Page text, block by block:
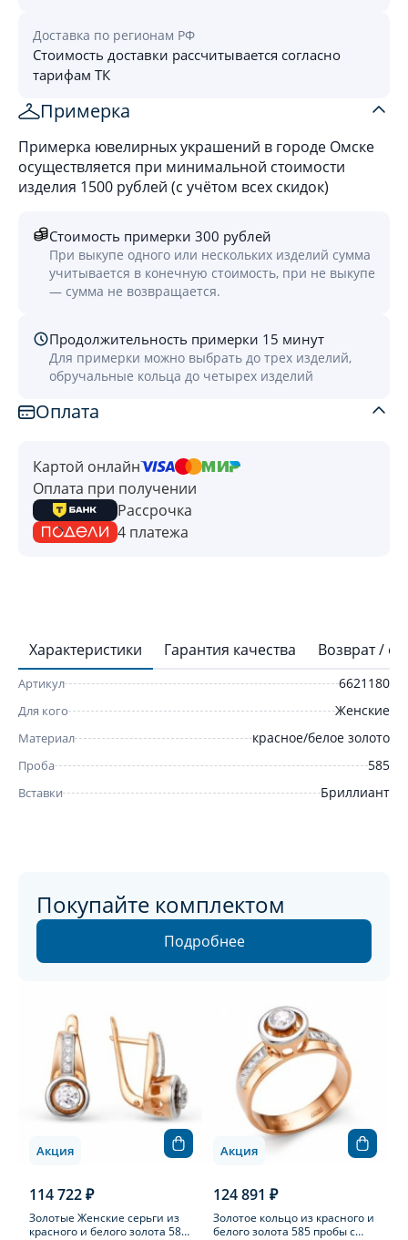
Доставка по регионам РФ
Стоимость доставки рассчитывается согласно
тарифам ТК
Примерка
Примерка ювелирных украшений в городе Омске
осуществляется при минимальной стоимости
изделия 1500 рублей (с учётом всех скидок)
Стоимость примерки 300 рублей
При выкупе одного или нескольких изделий сумма
учитывается в конечную стоимость, при не выкупе
— сумма не возвращается.
Продолжительность примерки 15 минут
Для примерки можно выбрать до трех изделий,
обручальные кольца до четырех изделий
Оплата
Картой онлайн
Оплата при получении
Рассрочка
4 платежа
Характеристики Гарантия качества Возврат /
Артикул 6621180
Для кого Женские
Материал красное/белое золото
Проба 585
Вставки Бриллиант
Покупайте комплектом
Подробнее
114 722 ₽
Золотые Женские серьги из
красного и белого золота 585
Акция
124 891 ₽
Золотое кольцо из красного и
белого золота 585 пробы с
Акция